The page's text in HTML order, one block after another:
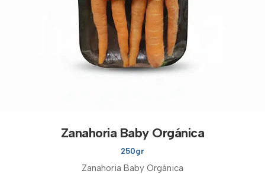
Zanahoria Baby Orgánica
250gr
Zanahoria Baby Orgánica